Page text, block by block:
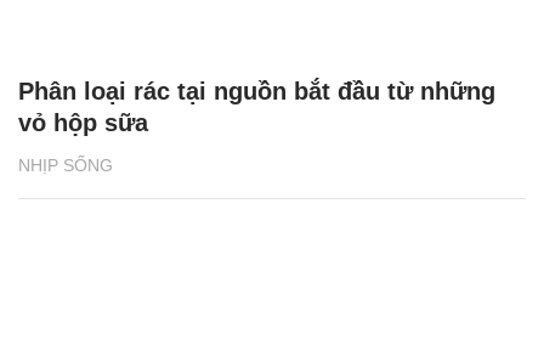
NHỊP SỐNG
Phân loại rác tại nguồn bắt đầu từ những
vỏ hộp sữa